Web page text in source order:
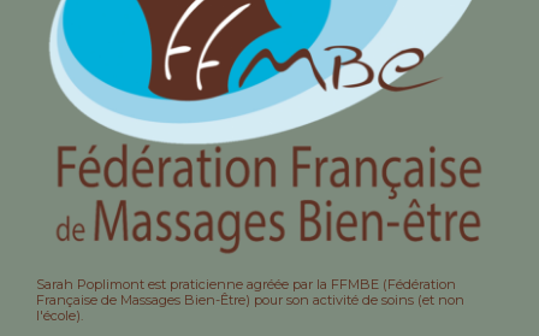
Sarah Poplimont est praticienne agréée par la FFMBE (Fédération
Française de Massages Bien-Être) pour son activité de soins (et non
l'école).